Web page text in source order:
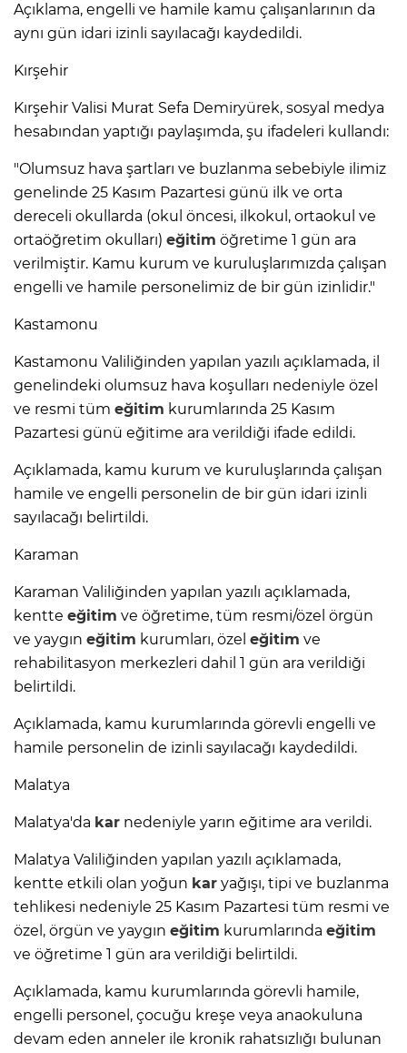
Açıklama, engelli ve hamile kamu çalışanlarının da
aynı gün idari izinli sayılacağı kaydedildi.
Kırşehir
Kırşehir Valisi Murat Sefa Demiryürek, sosyal medya
hesabından yaptığı paylaşımda, şu ifadeleri kullandı:
"Olumsuz hava şartları ve buzlanma sebebiyle ilimiz
genelinde 25 Kasım Pazartesi günü ilk ve orta
dereceli okullarda (okul öncesi, ilkokul, ortaokul ve
ortaöğretim okulları) eğitim öğretime 1 gün ara
verilmiştir. Kamu kurum ve kuruluşlarımızda çalışan
engelli ve hamile personelimiz de bir gün izinlidir."
Kastamonu
Kastamonu Valiliğinden yapılan yazılı açıklamada, il
genelindeki olumsuz hava koşulları nedeniyle özel
ve resmi tüm eğitim kurumlarında 25 Kasım
Pazartesi günü eğitime ara verildiği ifade edildi.
Açıklamada, kamu kurum ve kuruluşlarında çalışan
hamile ve engelli personelin de bir gün idari izinli
sayılacağı belirtildi.
Karaman
Karaman Valiliğinden yapılan yazılı açıklamada,
kentte eğitim ve öğretime, tüm resmi/özel örgün
ve yaygın eğitim kurumları, özel eğitim ve
rehabilitasyon merkezleri dahil 1 gün ara verildiği
belirtildi.
Açıklamada, kamu kurumlarında görevli engelli ve
hamile personelin de izinli sayılacağı kaydedildi.
Malatya
Malatya'da kar nedeniyle yarın eğitime ara verildi.
Malatya Valiliğinden yapılan yazılı açıklamada,
kentte etkili olan yoğun kar yağışı, tipi ve buzlanma
tehlikesi nedeniyle 25 Kasım Pazartesi tüm resmi ve
özel, örgün ve yaygın eğitim kurumlarında eğitim
ve öğretime 1 gün ara verildiği belirtildi.
Açıklamada, kamu kurumlarında görevli hamile,
engelli personel, çocuğu kreşe veya anaokuluna
devam eden anneler ile kronik rahatsızlığı bulunan